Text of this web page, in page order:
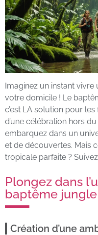
Imaginez un instant
votre domicile ! Le
c’est LA solution pour
d’une célébration hors
embarquez dans un
et de découvertes. Mais
tropicale parfaite ?
Plongez dans
baptême jungle
Création d’une